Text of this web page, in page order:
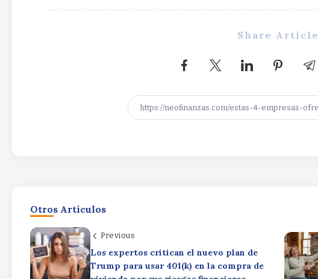
Share Article
Otros Artículos
Previous
Los expertos critican el nuevo plan de
Trump para usar 401(k) en la compra de